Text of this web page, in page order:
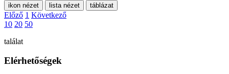
ikon nézet lista nézet táblázat
Előző 1 Következő
10 20 50
találat
Elérhetőségek